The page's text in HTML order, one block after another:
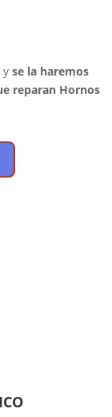
y se la haremos
reparan Hornos